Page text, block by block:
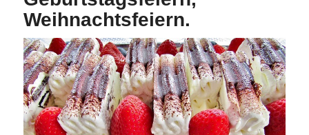
Weihnachtsfeiern.